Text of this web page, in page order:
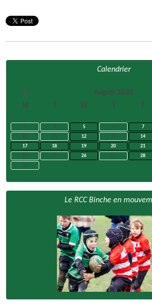
Calendrier
August 2026
M
T W T F
3
4 5 6 7
10
11 12 13 14
17
18 19 20 21
24
25 26 27 28
31
Le RCC Binche en